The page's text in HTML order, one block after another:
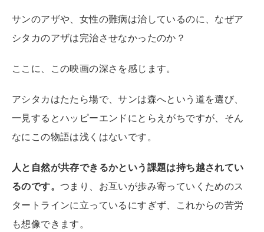
サンのアザや、女性の難病は治しているのに、なぜア
シタカのアザは完治させなかったのか？
ここに、この映画の深さを感じます。
アシタカはたたら場で、サンは森へという道を選び、
一見するとハッピーエンドにとらえがちですが、そん
なにこの物語は浅くはないです。
人と自然が共存できるかという課題は持ち越されてい
るのです。 つまり、お互いが歩み寄っていくためのス
タートラインに立っているにすぎず、これからの苦労
も想像できます。